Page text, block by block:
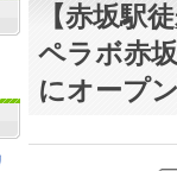
【赤坂駅
ペラボ赤
にオープ